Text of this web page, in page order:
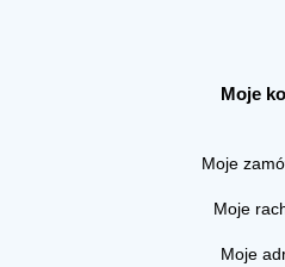
Moje
Moje
Moje
Moje